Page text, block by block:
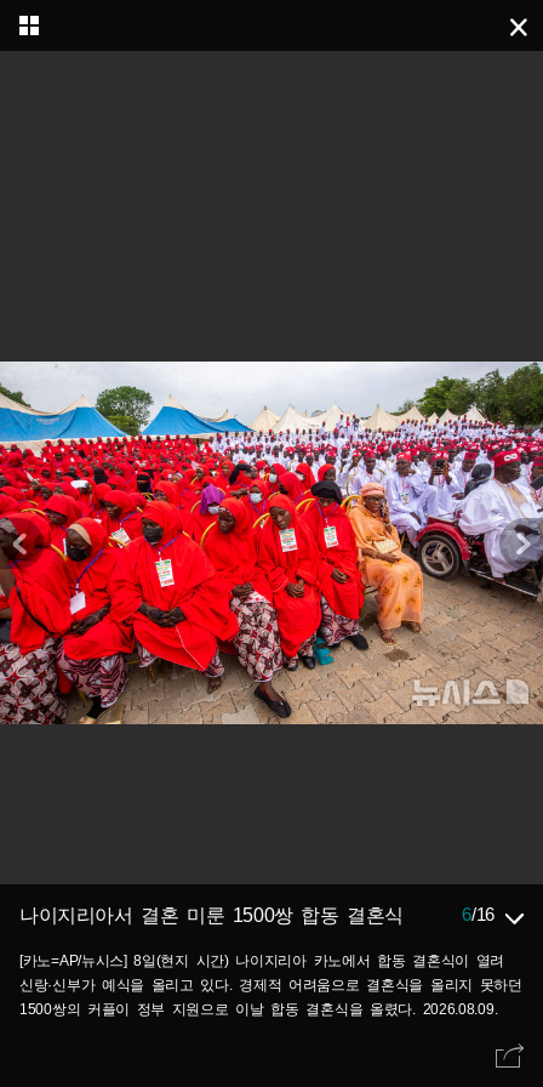
나이지리아서 결혼 미룬 1500쌍 합동 결혼식 6/16
[카노=AP/뉴시스] 8일(현지 시간) 나이지리아 카노에서 합동 결혼식이 열려
신랑·신부가 예식을 올리고 있다. 경제적 어려움으로 결혼식을 올리지 못하던
1500쌍의 커플이 정부 지원으로 이날 합동 결혼식을 올렸다. 2026.08.09.